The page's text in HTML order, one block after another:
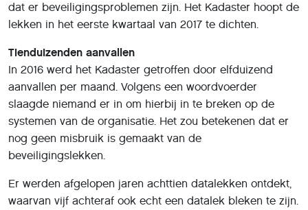
dat er beveiligingsproblemen zijn. Het Kadaster hoopt de
lekken in het eerste kwartaal van 2017 te dichten.
Tienduizenden aanvallen
In 2016 werd het Kadaster getroffen door elfduizend
aanvallen per maand. Volgens een woordvoerder
slaagde niemand er in om hierbij in te breken op de
systemen van de organisatie. Het zou betekenen dat er
nog geen misbruik is gemaakt van de
beveiligingslekken.
Er werden afgelopen jaren achttien datalekken ontdekt,
waarvan vijf achteraf ook echt een datalek bleken te zijn.